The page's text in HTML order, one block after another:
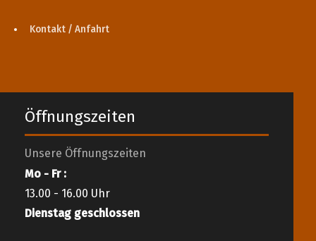
Kontakt / Anfahrt
Öffnungszeiten
Unsere Öffnungszeiten
Mo - Fr :
13.00 - 16.00 Uhr
Dienstag geschlossen